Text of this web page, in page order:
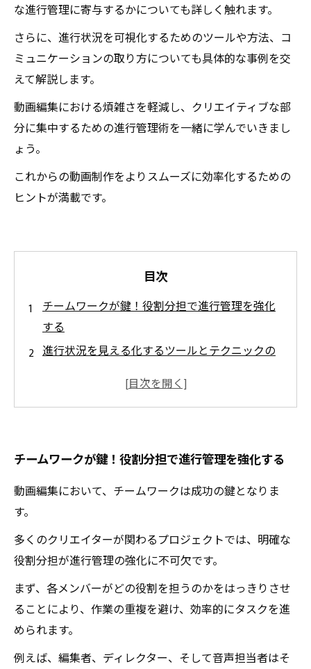
な進行管理に寄与するかについても詳しく触れます。
さらに、進行状況を可視化するためのツールや方法、コ
ミュニケーションの取り方についても具体的な事例を交
えて解説します。
動画編集における煩雑さを軽減し、クリエイティブな部
分に集中するための進行管理術を一緒に学んでいきまし
ょう。
これからの動画制作をよりスムーズに効率化するための
ヒントが満載です。
目次
チームワークが鍵！役割分担で進行管理を強化
する
進行状況を見える化するツールとテクニックの
スムーズなコミュニケーションが進行管理を支
法
動画編集を効率化する進行管理術のまとめ
チームワークが鍵！役割分担で進行管理を強化する
動画編集において、チームワークは成功の鍵となりま
す。
多くのクリエイターが関わるプロジェクトでは、明確な
役割分担が進行管理の強化に不可欠です。
まず、各メンバーがどの役割を担うのかをはっきりさせ
ることにより、作業の重複を避け、効率的にタスクを進
められます。
例えば、編集者、ディレクター、そして音声担当者はそ